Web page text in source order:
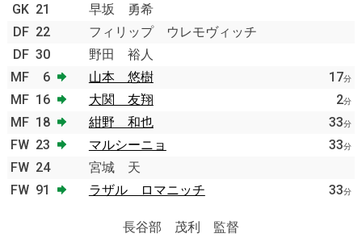
GK 21
早坂 勇希
DF 22
フィリップ ウレモヴィッチ
DF 30
野田 裕人
MF
6 山本 悠樹 17分
MF 16 大関 友翔 2分
MF 18 紺野 和也 33分
FW 23 マルシーニョ 33分
FW 24
宮城 天
FW 91 ラザル ロマニッチ 33分
長谷部 茂利 監督